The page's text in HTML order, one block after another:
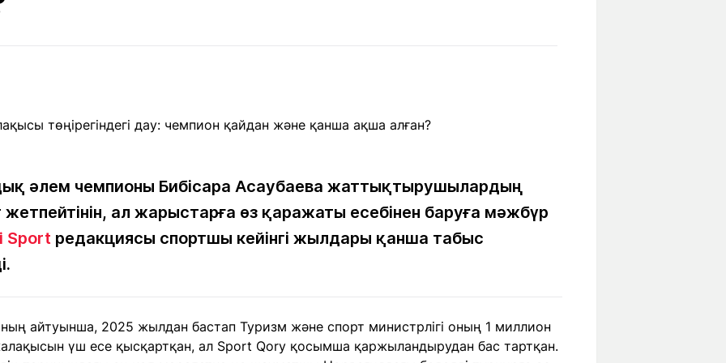
(700) 3 888 188
Әлеуметтік желілер
әлем чемпионы Бибісара Асаубаева жаттықтырушылардың
жетпейтінін, ал жарыстарға өз қаражаты есебінен баруға мәжбүр
Sport редакциясы спортшы кейінгі жылдары қанша табыс
айтуынша, 2025 жылдан бастап Туризм және спорт министрлігі оның 1 миллион
үш есе қысқартқан, ал Sport Qory қосымша қаржыландырудан бас тартқан.